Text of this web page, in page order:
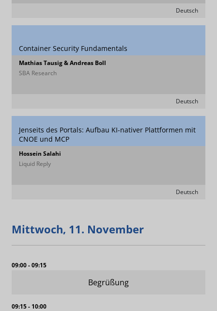
Deutsch
Container Security Fundamentals
Mathias Tausig & Andreas Boll
SBA Research
Deutsch
Jenseits des Portals: Aufbau KI-nativer Plattformen mit
CNOE und MCP
Hossein Salahi
Liquid Reply
Deutsch
Mittwoch, 11. November
09:00 - 09:15
Begrüßung
09:15 - 10:00